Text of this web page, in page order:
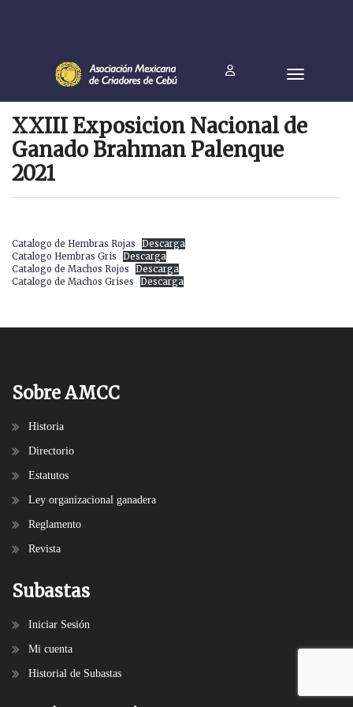
XXIII Exposicion Nacional de
Ganado Brahman Palenque
2021
Catalogo de Hembras Rojas
Descarga
Catalogo Hembras Gris
Descarga
Catalogo de Machos Rojos
Descarga
Catalogo de Machos Grises
Descarga
Sobre AMCC
Historia
Directorio
Estatutos
Ley organizacional ganadera
Reglamento
Revista
Subastas
Iniciar Sesión
Mi cuenta
Historial de Subastas